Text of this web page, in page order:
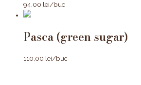
94,00 lei/buc
Pasca (green sugar)
110,00 lei/buc